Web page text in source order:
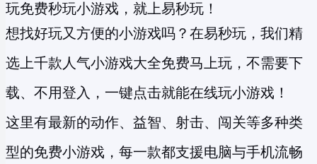
玩免费秒玩小游戏，就上易秒玩！
想找好玩又方便的小游戏吗？在易秒玩，我们精
选上千款人气小游戏大全免费马上玩，不需要下
载、不用登入，一键点击就能在线玩小游戏！
这里有最新的动作、益智、射击、闯关等多种类
型的免费小游戏 ，每一款都支援电脑与手机流畅